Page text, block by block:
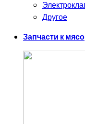
Другое
Запчасти к